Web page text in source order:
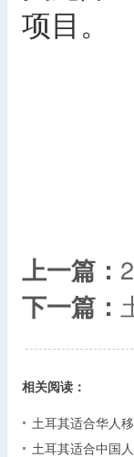
项目。
上一篇：
下一篇：
相关阅读：
土耳其适合华人
土耳其适合中国